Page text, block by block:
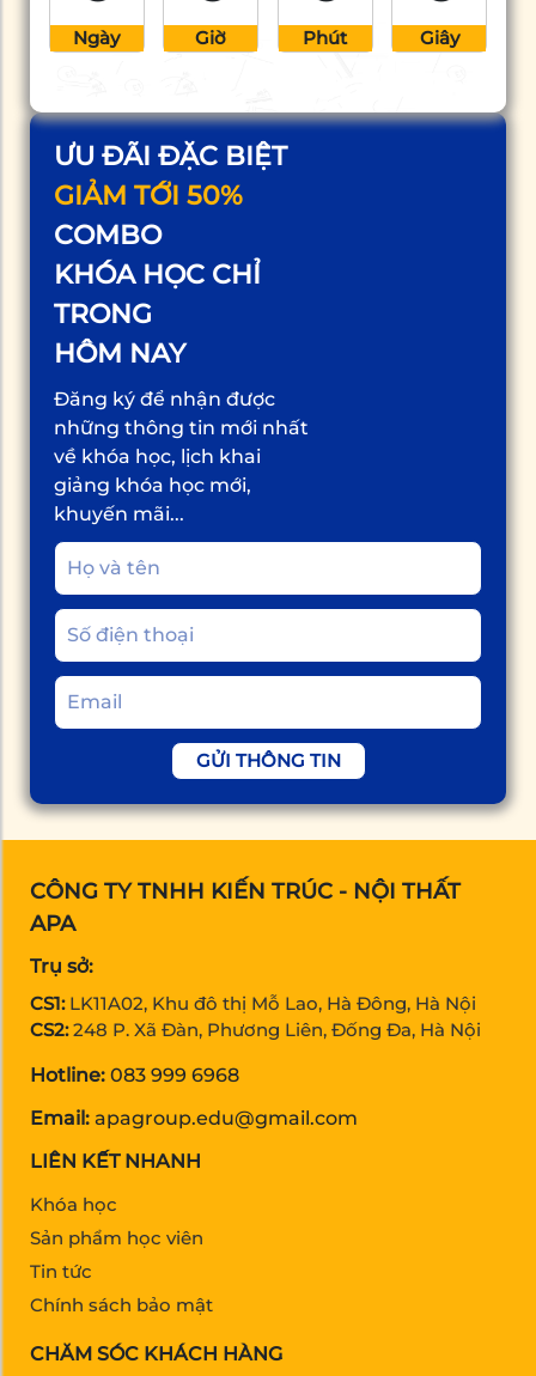
ƯU ĐÃI ĐẶC BIỆT
GIẢM TỚI 50%
COMBO
KHÓA HỌC CHỈ
TRONG
HÔM NAY
Đăng ký để nhận được
những thông tin mới nhất
về khóa học, lịch khai
giảng khóa học mới,
khuyến mãi...
GỬI THÔNG TIN
Ngày Giờ Phút Giây
CÔNG TY TNHH KIẾN TRÚC - NỘI THẤT
APA
Trụ sở:
CS1: LK11A02, Khu đô thị Mỗ Lao, Hà Đông, Hà Nội
CS2: 248 P. Xã Đàn, Phương Liên, Đống Đa, Hà Nội
Hotline: 083 999 6968
Email: apagroup.edu@gmail.com
LIÊN KẾT NHANH
Khóa học
Sản phẩm học viên
Tin tức
Chính sách bảo mật
CHĂM SÓC KHÁCH HÀNG